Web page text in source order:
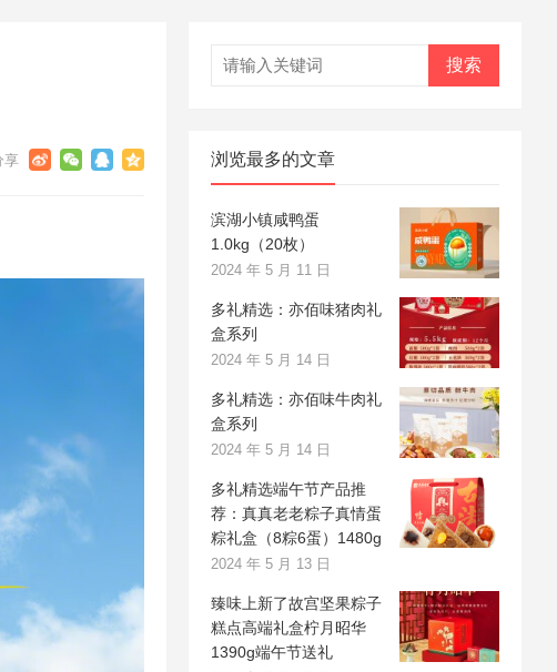
搜索
浏览最多的文章
滨湖小镇咸鸭蛋
1.0kg（20枚）
2024 年 5 月 11 日
多礼精选：亦佰味猪肉礼
盒系列
2024 年 5 月 14 日
多礼精选：亦佰味牛肉礼
盒系列
2024 年 5 月 14 日
多礼精选端午节产品推
荐：真真老老粽子真情蛋
粽礼盒（8粽6蛋）1480g
2024 年 5 月 13 日
臻味上新了故宫坚果粽子
糕点高端礼盒柠月昭华
1390g端午节送礼